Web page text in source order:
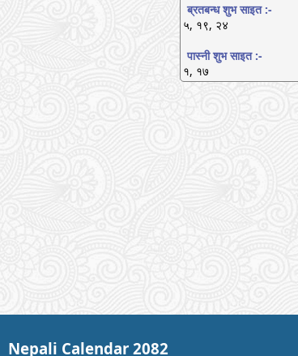
ब्रतबन्ध शुभ साइत :-
५, १९, २४
पास्नी शुभ साइत :-
१, १७
Nepali Calendar 2082